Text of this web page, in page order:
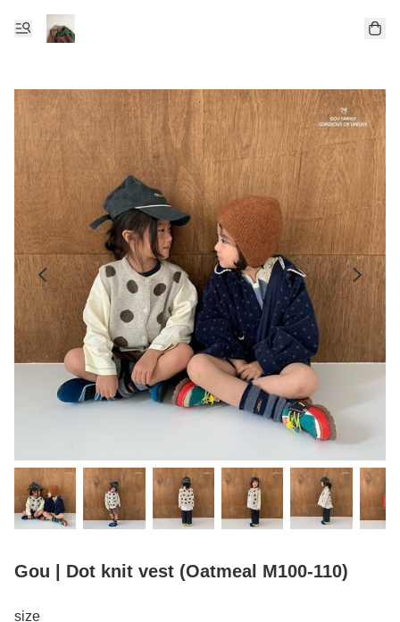
Gou | Dot knit vest (Oatmeal M100-110)
size